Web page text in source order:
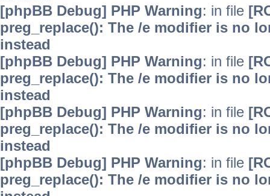
[phpBB Debug] PHP Warning: in file
preg_replace(): The /e modifier is no
instead
[phpBB Debug] PHP Warning: in file
preg_replace(): The /e modifier is no
instead
[phpBB Debug] PHP Warning: in file
preg_replace(): The /e modifier is no
instead
[phpBB Debug] PHP Warning: in file
preg_replace(): The /e modifier is no